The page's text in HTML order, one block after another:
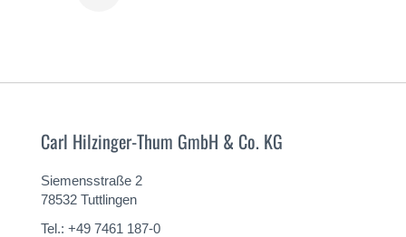
Carl Hilzinger-Thum GmbH & Co. KG
Siemensstraße 2
78532 Tuttlingen
Tel.: +49 7461 187-0